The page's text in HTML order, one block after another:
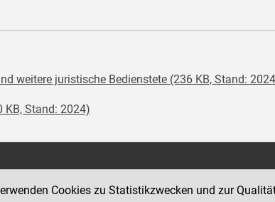
weitere juristische Bedienstete (236 KB, Stand:
Stand: 2024)
Cookies zu Statistikzwecken und zur